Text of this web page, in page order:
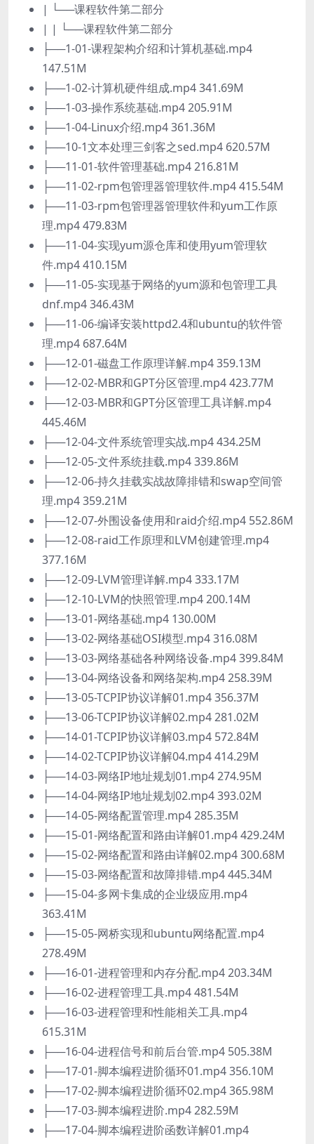
| └──课程软件第二部分
| | └──课程软件第二部分
├──1-01-课程架构介绍和计算机基础.mp4
147.51M
├──1-02-计算机硬件组成.mp4 341.69M
├──1-03-操作系统基础.mp4 205.91M
├──1-04-Linux介绍.mp4 361.36M
├──10-1文本处理三剑客之sed.mp4 620.57M
├──11-01-软件管理基础.mp4 216.81M
├──11-02-rpm包管理器管理软件.mp4 415.54M
├──11-03-rpm包管理器管理软件和yum工作原
理.mp4 479.83M
├──11-04-实现yum源仓库和使用yum管理软
件.mp4 410.15M
├──11-05-实现基于网络的yum源和包管理工具
dnf.mp4 346.43M
├──11-06-编译安装httpd2.4和ubuntu的软件管
理.mp4 687.64M
├──12-01-磁盘工作原理详解.mp4 359.13M
├──12-02-MBR和GPT分区管理.mp4 423.77M
├──12-03-MBR和GPT分区管理工具详解.mp4
445.46M
├──12-04-文件系统管理实战.mp4 434.25M
├──12-05-文件系统挂载.mp4 339.86M
├──12-06-持久挂载实战故障排错和swap空间管
理.mp4 359.21M
├──12-07-外围设备使用和raid介绍.mp4 552.86M
├──12-08-raid工作原理和LVM创建管理.mp4
377.16M
├──12-09-LVM管理详解.mp4 333.17M
├──12-10-LVM的快照管理.mp4 200.14M
├──13-01-网络基础.mp4 130.00M
├──13-02-网络基础OSI模型.mp4 316.08M
├──13-03-网络基础各种网络设备.mp4 399.84M
├──13-04-网络设备和网络架构.mp4 258.39M
├──13-05-TCPIP协议详解01.mp4 356.37M
├──13-06-TCPIP协议详解02.mp4 281.02M
├──14-01-TCPIP协议详解03.mp4 572.84M
├──14-02-TCPIP协议详解04.mp4 414.29M
├──14-03-网络IP地址规划01.mp4 274.95M
├──14-04-网络IP地址规划02.mp4 393.02M
├──14-05-网络配置管理.mp4 285.35M
├──15-01-网络配置和路由详解01.mp4 429.24M
├──15-02-网络配置和路由详解02.mp4 300.68M
├──15-03-网络配置和故障排错.mp4 445.34M
├──15-04-多网卡集成的企业级应用.mp4
363.41M
├──15-05-网桥实现和ubuntu网络配置.mp4
278.49M
├──16-01-进程管理和内存分配.mp4 203.34M
├──16-02-进程管理工具.mp4 481.54M
├──16-03-进程管理和性能相关工具.mp4
615.31M
├──16-04-进程信号和前后台管.mp4 505.38M
├──17-01-脚本编程进阶循环01.mp4 356.10M
├──17-02-脚本编程进阶循环02.mp4 365.98M
├──17-03-脚本编程进阶.mp4 282.59M
├──17-04-脚本编程进阶函数详解01.mp4